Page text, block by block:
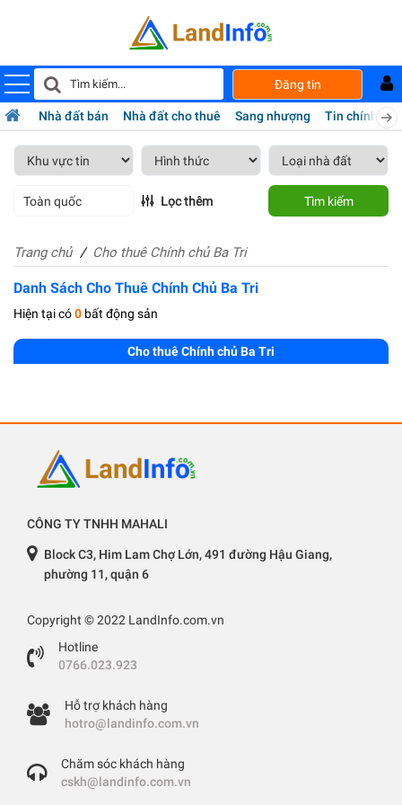
Đăng tin
Nhà đất bán Nhà đất cho thuê Sang nhượng Tin chính chủ
Toàn quốc Lọc thêm Tìm kiếm
Trang chủ Cho thuê Chính chủ Ba Tri
Danh Sách Cho Thuê Chính Chủ Ba Tri
Hiện tại có0 bất động sản
Cho thuê Chính chủ Ba Tri
CÔNG TY TNHH MAHALI
Block C3, Him Lam Chợ Lớn, 491 đường Hậu Giang,
phường 11, quận 6
Copyright © 2022 LandInfo.com.vn
Hotline
0766.023.923
Hỗ trợ khách hàng
hotro@landinfo.com.vn
Chăm sóc khách hàng
cskh@landinfo.com.vn